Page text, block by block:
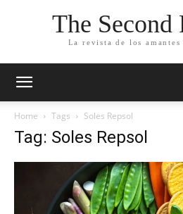
The Second
La revista de los
Home Tags Soles Repsol
Tag: Soles Repsol